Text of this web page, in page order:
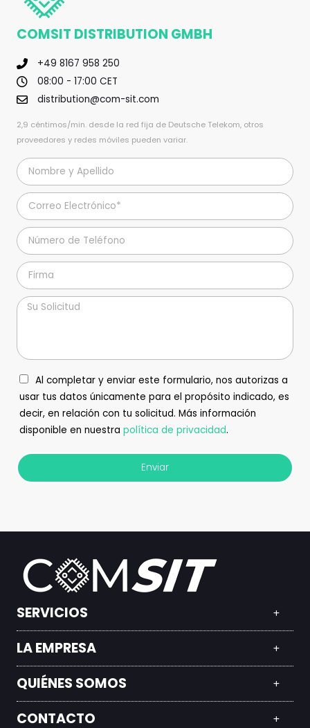
COMSIT DISTRIBUTION GMBH
+49 8167 958 250
08:00 - 17:00 CET
distribution@com-sit.com
2,9 céntimos/min. desde la red fija de Deutsche Telekom, otros
proveedores y redes móviles pueden variar.
Al completar y enviar este formulario, nos autorizas a
usar tus datos únicamente para el propósito indicado, es
decir, en relación con tu solicitud. Más información
disponible en nuestra política de privacidad.
Enviar
SERVICIOS
LA EMPRESA
QUIÉNES SOMOS
CONTACTO